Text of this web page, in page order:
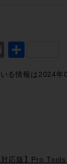
Email
る情報は2024年
応版】Pro